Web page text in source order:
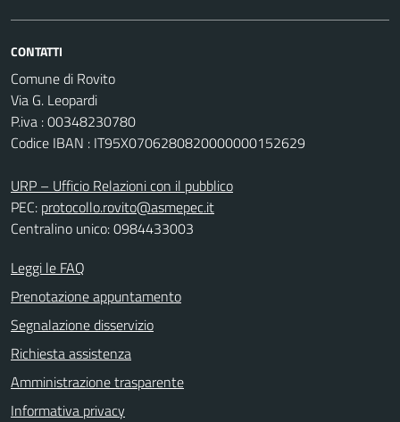
CONTATTI
Comune di Rovito
Via G. Leopardi
P.iva : 00348230780
Codice IBAN : IT95X0706280820000000152629
URP – Ufficio Relazioni con il pubblico
PEC: protocollo.rovito@asmepec.it
Centralino unico: 0984433003
Leggi le FAQ
Prenotazione appuntamento
Segnalazione disservizio
Richiesta assistenza
Amministrazione trasparente
Informativa privacy